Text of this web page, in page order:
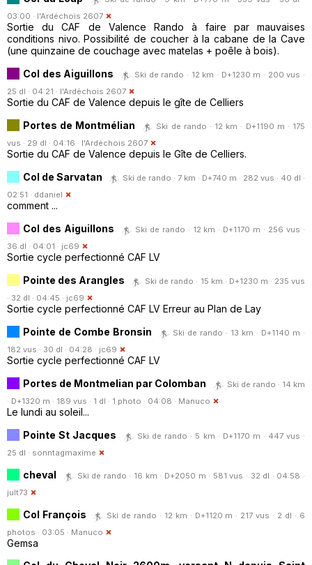
03:00 · l'Ardéchois 2607
Sortie du CAF de Valence Rando à faire par mauvaises
conditions nivo. Possibilité de coucher à la cabane de la Cave
(une quinzaine de couchage avec matelas + poêle à bois).
Col des Aiguillons
Ski de rando · 12 km · D+1230 m · 200 vus ·
25 dl · 04:21 · l'Ardéchois 2607
Sortie du CAF de Valence depuis le gîte de Celliers
Portes de Montmélian
Ski de rando · 12 km · D+1190 m · 175
vus · 29 dl · 04:16 · l'Ardéchois 2607
Sortie du CAF de Valence depuis le Gîte de Celliers.
Col de Sarvatan
Ski de rando · 7 km · D+740 m · 282 vus · 40 dl ·
02:51 · ddaniel
comment ...
Col des Aiguillons
Ski de rando · 12 km · D+1170 m · 256 vus ·
36 dl · 04:01 · jc69
Sortie cycle perfectionné CAF LV
Pointe des Arangles
Ski de rando · 15 km · D+1230 m · 235 vus
· 32 dl · 04:45 · jc69
Sortie cycle perfectionné CAF LV Erreur au Plan de Lay
Pointe de Combe Bronsin
Ski de rando · 13 km · D+1140 m ·
182 vus · 30 dl · 04:28 · jc69
Sortie cycle perfectionné CAF LV
Portes de Montmelian par Colomban
Ski de rando · 14 km
· D+1320 m · 189 vus · 1 dl · 1 photo · 04:08 · Manuco
Le lundi au soleil...
Pointe St Jacques
Ski de rando · 5 km · D+1170 m · 447 vus ·
25 dl · sonntagmaxime
cheval
Ski de rando · 16 km · D+2050 m · 581 vus · 32 dl · 04:58 ·
jult73
Col François
Ski de rando · 12 km · D+1120 m · 217 vus · 2 dl · 6
photos · 03:05 · Manuco
Gemsa